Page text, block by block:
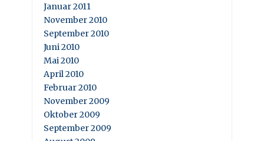
Januar 2011
November 2010
September 2010
Juni 2010
Mai 2010
April 2010
Februar 2010
November 2009
Oktober 2009
September 2009